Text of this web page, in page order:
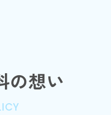
の想い